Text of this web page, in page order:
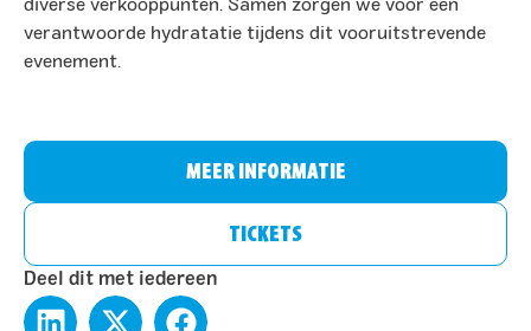
diverse verkooppunten. Samen zorgen we voor een
verantwoorde hydratatie tijdens dit vooruitstrevende
evenement.
MEER INFORMATIE
TICKETS
Deel dit met iedereen